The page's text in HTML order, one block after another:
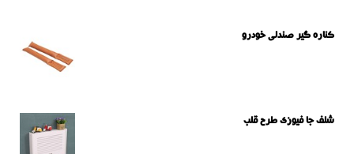
کناره گیر صندلی خودرو
شلف جا فیوزی طرح قلب